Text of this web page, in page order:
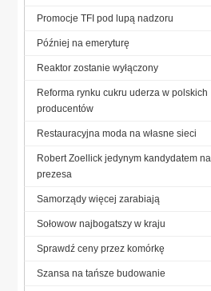
Promocje TFI pod lupą nadzoru
Później na emeryturę
Reaktor zostanie wyłączony
Reforma rynku cukru uderza w polskich
producentów
Restauracyjna moda na własne sieci
Robert Zoellick jedynym kandydatem na
prezesa
Samorządy więcej zarabiają
Sołowow najbogatszy w kraju
Sprawdź ceny przez komórkę
Szansa na tańsze budowanie